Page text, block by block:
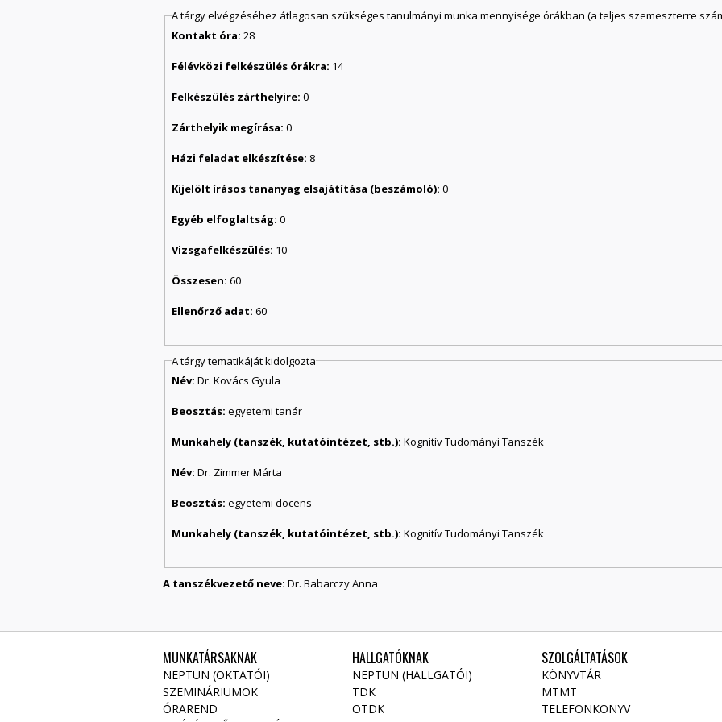
A tárgy elvégzéséhez átlagosan szükséges tanulmányi munka mennyisége órákban (a teljes szemeszterre
Kontakt óra:28
Félévközi felkészülés órákra: 14
Felkészülés zárthelyire:0
Zárthelyik megírása:0
Házi feladat elkészítése: 8
Kijelölt írásos tananyag elsajátítása (beszámoló):0
Egyéb elfoglaltság:0
Vizsgafelkészülés: 10
Összesen:60
Ellenőrző adat:60
A tárgy tematikáját kidolgozta
Név:Dr. Kovács Gyula
Beosztás:egyetemi tanár
Munkahely (tanszék, kutatóintézet, stb.):Kognitív Tudományi Tanszék
Név:Dr. Zimmer Márta
Beosztás:egyetemi docens
Munkahely (tanszék, kutatóintézet, stb.):Kognitív Tudományi Tanszék
A tanszékvezető neve: Dr. Babarczy Anna
MUNKATÁRSAKNAK
NEPTUN (OKTATÓI)
SZEMINÁRIUMOK
ÓRAREND
HALLGATÓKNAK
NEPTUN (HALLGATÓI)
TDK
OTDK
SZOLGÁLTATÁSOK
KÖNYVTÁR
MTMT
TELEFONKÖNYV